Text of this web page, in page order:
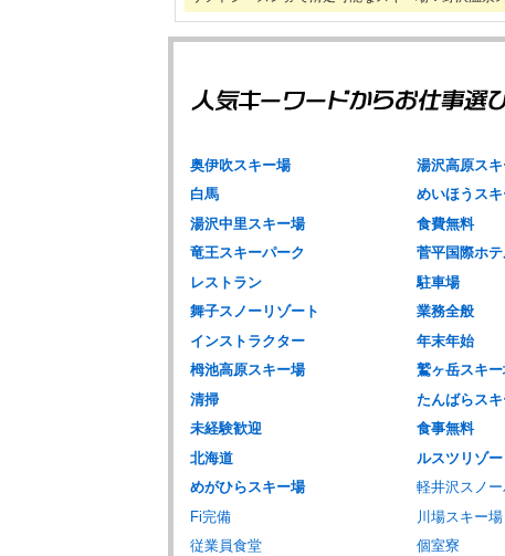
奥伊吹スキー場 湯沢高原ス
白馬
めいほうス
湯沢中里スキー場
食費無料
竜王スキーパーク
菅平国際ホ
レストラン
駐車場
舞子スノーリゾート
業務全般
インストラクター
年末年始
栂池高原スキー場
鷲ヶ岳スキ
清掃
たんばらス
未経験歓迎
食事無料
北海道
ルスツリゾー
めがひらスキー場
軽井沢スノー
Fi完備
川場スキー場
従業員食堂
個室寮